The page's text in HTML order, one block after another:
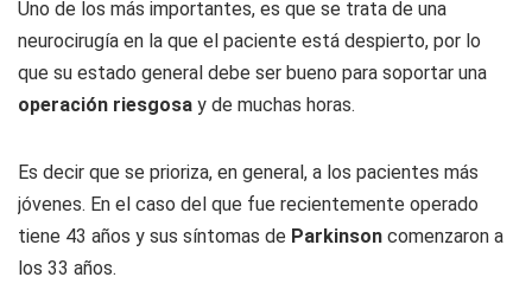
Uno de los más importantes, es que se trata de una
neurocirugía en la que el paciente está despierto, por lo
que su estado general debe ser bueno para soportar una
operación riesgosa y de muchas horas.
Es decir que se prioriza, en general, a los pacientes más
jóvenes. En el caso del que fue recientemente operado
tiene 43 años y sus síntomas de Parkinson comenzaron a
los 33 años.